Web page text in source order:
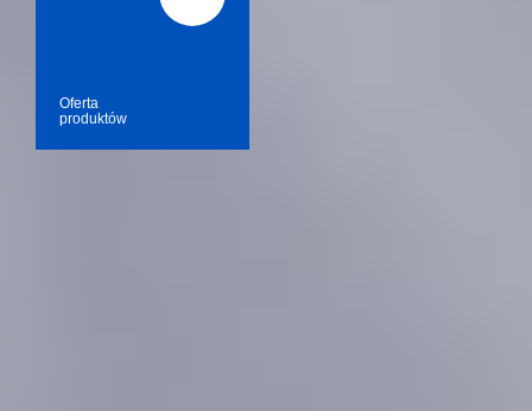
Oferta
produktów